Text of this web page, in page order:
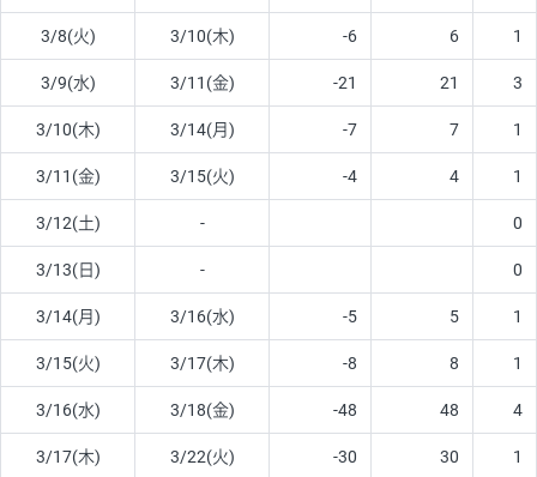
3/8(火) 3/10(木) -6 6 1
3/9(水) 3/11(金) -21 21 3
3/10(木) 3/14(月) -7 7 1
3/11(金) 3/15(火) -4 4 1
3/12(土) - 0
3/13(日) - 0
3/14(月) 3/16(水) -5 5 1
3/15(火) 3/17(木) -8 8 1
3/16(水) 3/18(金) -48 48 4
3/17(木) 3/22(火) -30 30 1